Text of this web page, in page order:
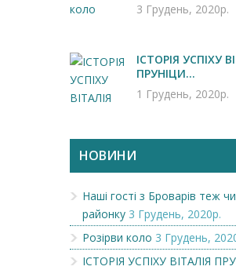
3 Грудень, 2020р.
ІСТОРІЯ УСПІХУ
ПРУНІЦИ...
1 Грудень, 2020р.
НОВИНИ
Наші гості з Броварів теж
районку 3 Грудень, 2020р.
Розірви коло 3 Грудень,
ІСТОРІЯ УСПІХУ ВІТАЛІЯ